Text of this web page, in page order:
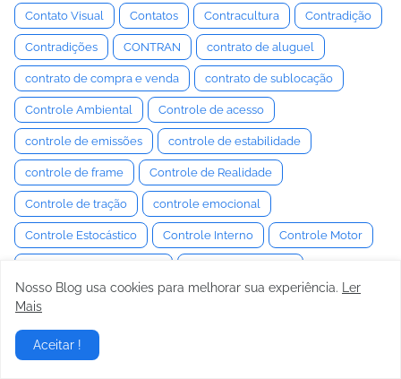
Contato Visual Contatos Contracultura Contradição
Contradições CONTRAN contrato de aluguel
contrato de compra e venda contrato de sublocação
Controle Ambiental Controle de acesso
controle de emissões controle de estabilidade
controle de frame Controle de Realidade
Controle de tração controle emocional
Controle Estocástico Controle Interno Controle Motor
controle social Convenção Convencimento
Convergência e Câmber
Conversação
Nosso Blog usa cookies para melhorar sua experiência.
Ler
Mais
Aceitar !